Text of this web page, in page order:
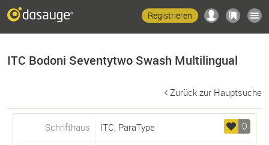
Registrieren
ITC Bodoni Seventytwo Swash Multilingual
Zurück zur Hauptsuche
0
Schrifthaus ITC, ParaType